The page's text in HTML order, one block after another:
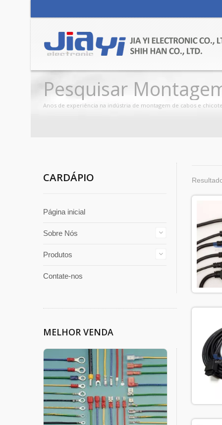
Pesquisar
SATA E Cabos E
Anos de experiência na indústria de montagem de cabos e
CARDÁPIO
Página inicial
Sobre Nós
Produtos
Contate-nos
MELHOR VENDA